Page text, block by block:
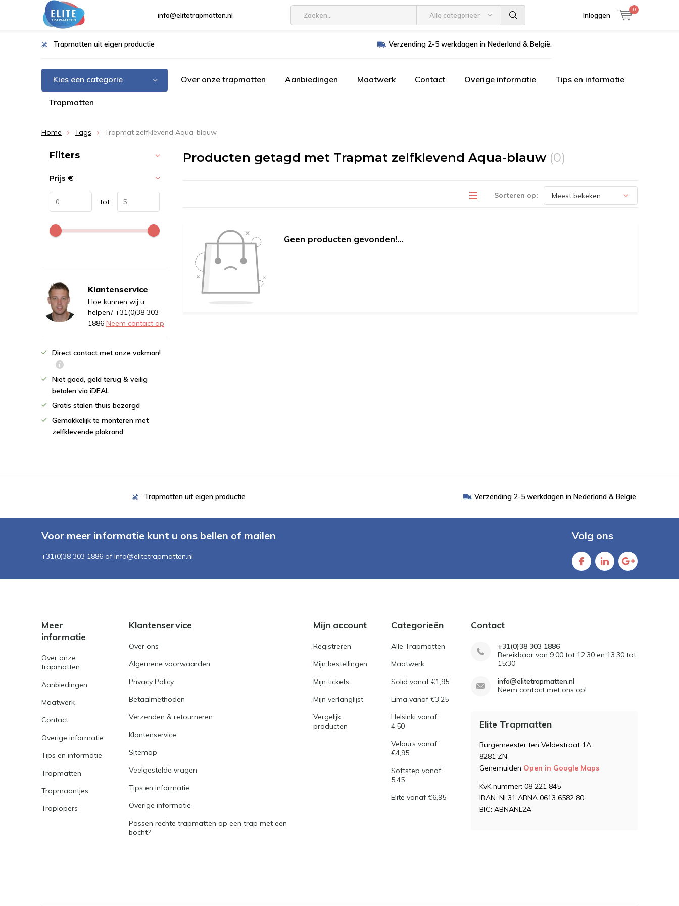
info@elitetrapmatten.nl Alle categorieën Inloggen
0
Trapmatten uit eigen productie Verzending 2-5 werkdagen in Nederland & België.
Kies een categorie Over onze trapmatten Aanbiedingen Maatwerk Contact Overige informatie Tips en informatie
Trapmatten
Home Tags Trapmat zelfklevend Aqua-blauw
Producten getagd met Trapmat zelfklevend Aqua-blauw (0)
Sorteren op:
Geen producten gevonden!...
Sorteren op:
Filters
Prijs €
tot
Klantenservice
Hoe kunnen wij u
helpen? +31(0)38 303
1886 Neem contact op
Direct contact met onze vakman!
Niet goed, geld terug & veilig
betalen via iDEAL
Gratis stalen thuis bezorgd
Gemakkelijk te monteren met
zelfklevende plakrand
Trapmatten uit eigen productie Verzending 2-5 werkdagen in Nederland & België.
Voor meer informatie kunt u ons bellen of mailen
+31(0)38 303 1886 of Info@elitetrapmatten.nl
Volg ons
Meer
informatie
Over onze
trapmatten
Aanbiedingen
Maatwerk
Contact
Overige informatie
Tips en informatie
Trapmatten
Trapmaantjes
Traplopers
Klantenservice
Over ons
Algemene voorwaarden
Privacy Policy
Betaalmethoden
Verzenden & retourneren
Klantenservice
Sitemap
Veelgestelde vragen
Tips en informatie
Overige informatie
Passen rechte trapmatten op een trap met een
bocht?
Mijn account
Registreren
Mijn bestellingen
Mijn tickets
Mijn verlanglijst
Vergelijk
producten
Categorieën
Alle Trapmatten
Maatwerk
Solid vanaf €1,95
Lima vanaf €3,25
Helsinki vanaf
4,50
Velours vanaf
€4,95
Softstep vanaf
5,45
Elite vanaf €6,95
Contact
+31(0)38 303 1886
Bereikbaar van 9:00 tot 12:30 en 13:30 tot
15:30
info@elitetrapmatten.nl
Neem contact met ons op!
Elite Trapmatten
Burgemeester ten Veldestraat 1A
8281 ZN
Genemuiden Open in Google Maps
KvK nummer: 08 221 845
IBAN: NL31 ABNA 0613 6582 80
BIC: ABNANL2A